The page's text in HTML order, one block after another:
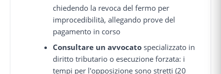
chiedendo la revoca del fermo per
improcedibilità, allegando prove del
pagamento in corso
Consultare un avvocato specializzato in
diritto tributario o esecuzione forzata: i
tempi per l'opposizione sono stretti (20